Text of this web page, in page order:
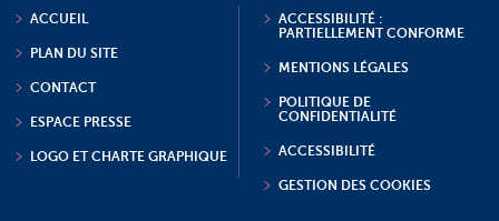
ACCUEIL
PLAN DU SITE
CONTACT
ESPACE PRESSE
LOGO ET CHARTE GRAPHIQUE
ACCESSIBILITÉ :
PARTIELLEMENT CONFORME
MENTIONS LÉGALES
POLITIQUE DE
CONFIDENTIALITÉ
ACCESSIBILITÉ
GESTION DES COOKIES